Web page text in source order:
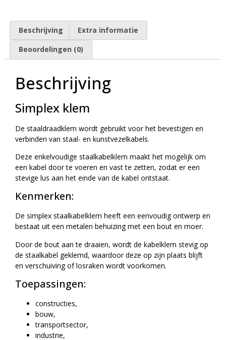
Beschrijving Extra informatie
Beoordelingen (0)
Beschrijving
Simplex klem
De staaldraadklem wordt gebruikt voor het bevestigen en
verbinden van staal- en kunstvezelkabels.
Deze enkelvoudige staalkabelklem maakt het mogelijk om
een kabel door te voeren en vast te zetten, zodat er een
stevige lus aan het einde van de kabel ontstaat.
Kenmerken:
De simplex staalkabelklem heeft een eenvoudig ontwerp en
bestaat uit een metalen behuizing met een bout en moer.
Door de bout aan te draaien, wordt de kabelklem stevig op
de staalkabel geklemd, waardoor deze op zijn plaats blijft
en verschuiving of losraken wordt voorkomen.
Toepassingen:
constructies,
bouw,
transportsector,
industrie,